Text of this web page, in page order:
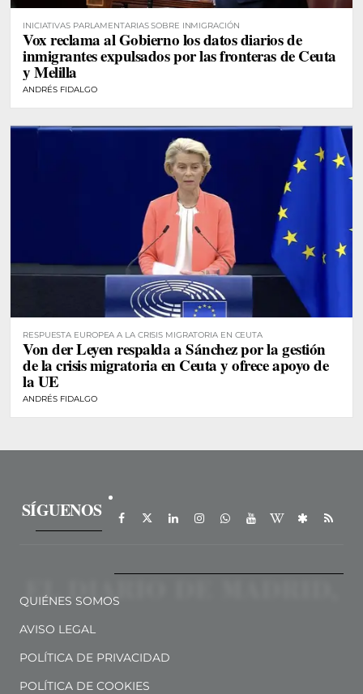
INICIATIVAS PARLAMENTARIAS SOBRE INMIGRACIÓN
Vox reclama al Gobierno los datos diarios de
inmigrantes expulsados por las fronteras de Ceuta
y Melilla
ANDRÉS FIDALGO
RESPUESTA EUROPEA A LA CRISIS MIGRATORIA EN CEUTA
Von der Leyen respalda a Sánchez por la gestión
de la crisis migratoria en Ceuta y ofrece apoyo de
la UE
ANDRÉS FIDALGO
SÍGUENOS
QUIÉNES SOMOS
AVISO LEGAL
POLÍTICA DE PRIVACIDAD
POLÍTICA DE COOKIES